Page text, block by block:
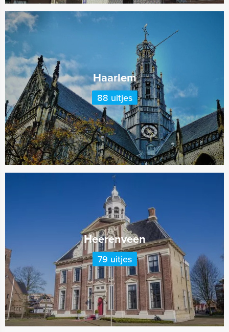
Haarlem
88 uitjes
Heerenveen
79 uitjes